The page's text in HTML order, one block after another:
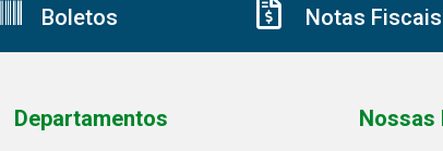
Boletos Notas Fiscais
Departamentos Nossas